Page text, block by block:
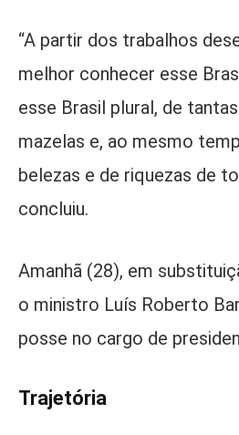
“A partir dos trabalhos
melhor conhecer esse
esse Brasil plural, de
mazelas e, ao mesmo
belezas e de riquezas de
concluiu.
Amanhã (28), em
o ministro Luís Roberto
posse no cargo de
Trajetória